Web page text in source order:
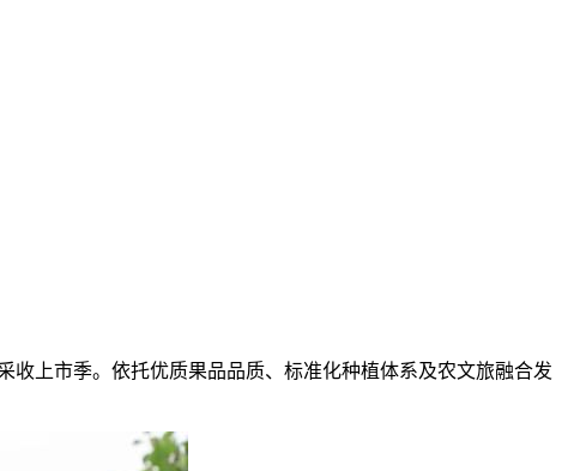
收上市季。依托优质果品品质、标准化种植体系及农文旅融合发